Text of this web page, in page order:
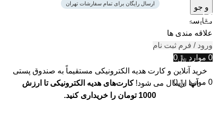
و جو
مقایسه
علاقه مندی ها
ورود / فرم ثبت نام
0 موارد ﷼0
0 موارد ﷼0
ارسال رایگان برای تمام سفارشات تهران
کارت هدیه
وودمارت
کارت هدیه
خرید آنلاین و کارت هدیه الکترونیکی مستقیماً به صندوق پستی
آنها ارسال می شود!کارت‌های هدیه الکترونیکی تا ارزش
1000 تومان را خریداری کنید.